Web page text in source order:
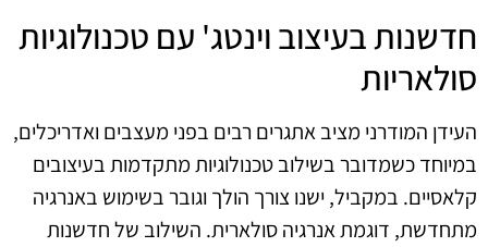
חדשנות בעיצוב וינטג' עם טכנולוגיות
סולאריות
העידן המודרני מציב אתגרים רבים בפני מעצבים ואדריכלים,
במיוחד כשמדובר בשילוב טכנולוגיות מתקדמות בעיצובים
קלאסיים. במקביל, ישנו צורך הולך וגובר בשימוש באנרגיה
מתחדשת, דוגמת אנרגיה סולארית. השילוב של חדשנות